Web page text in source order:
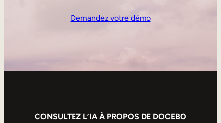
Demandez votre démo
CONSULTEZ L’IA À PROPOS DE DOCEBO